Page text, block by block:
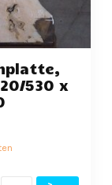
530 x